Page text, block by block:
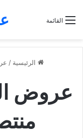
القائمة
الرئيسية /
عروض